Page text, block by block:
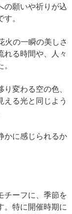
の願いや祈りが込
。
火の一瞬の美しさ
れる時間や、人々
変わる空の色、
る光と同じよう
かに感じられるか
チーフに、季節を
。特に開催時期に